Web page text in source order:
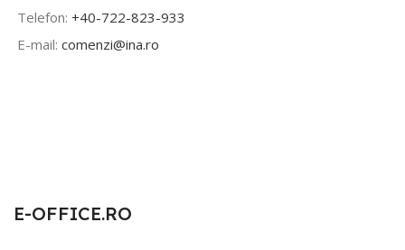
Telefon: +40-722-823-933
E-mail: comenzi@ina.ro
E-OFFICE.RO